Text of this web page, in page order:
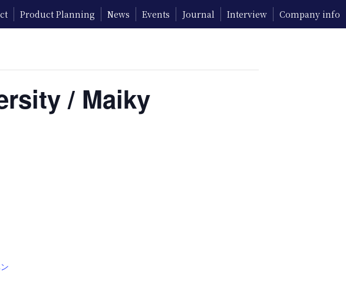
Product Planning News Events Journal Interview Company info
/ Maiky